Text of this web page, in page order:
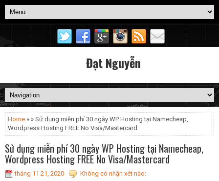
Đạt Nguyễn
Home » » Sử dụng miễn phí 30 ngày WP Hosting tại Namecheap,
Wordpress Hosting FREE No Visa/Mastercard
Sử dụng miễn phí 30 ngày WP Hosting tại Namecheap,
Wordpress Hosting FREE No Visa/Mastercard
tháng 11 21, 2020 Không có nhận xét nào: